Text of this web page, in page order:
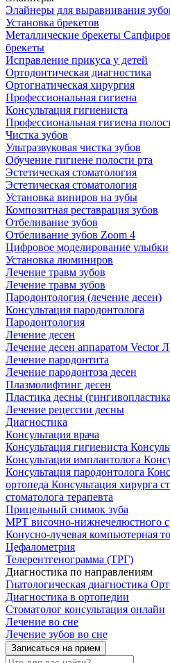
Элайнеры для выравнивания
Установка брекетов
Металлические брекеты
брекеты
Исправление прикуса у детей
Ортодонтическая диагностика
Ортогнатическая хирургия
Профессиональная гигиена
Консультация гигиениста
Профессиональная гигиена
Чистка зубов
Ультразвуковая чистка зубов
Обучение гигиене полости рта
Эстетическая стоматология
Эстетическая стоматология
Установка виниров на зубы
Композитная реставрация зубов
Отбеливание зубов
Отбеливание зубов Zoom 4
Цифровое моделирование улыбки
Установка люминиров
Лечение травм зубов
Лечение травм зубов
Пародонтология (лечение десен)
Консультация пародонтолога
Пародонтология
Лечение десен
Лечение десен аппаратом Vector
Лечение пародонтита
Лечение пародонтоза десен
Плазмолифтинг десен
Пластика десны
Лечение рецессии десны
Диагностика
Консультация врача
Консультация гигиениста
Консультация имплантолога
Консультация пародонтолога
ортопеда Консультация хирурга
стоматолога терапевта
Прицельный снимок зуба
МРТ височно-нижнечелюстного
Конусно-лучевая компьютерная
Цефалометрия
Телерентгенограмма (ТРГ)
Диагностика по направлениям
Гнатологическая диагностика
Диагностика в ортопедии
Стоматолог консультация онлайн
Лечение во сне
Лечение зубов во сне
Записаться на прием